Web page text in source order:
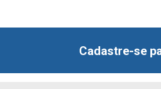
Cadastre-se